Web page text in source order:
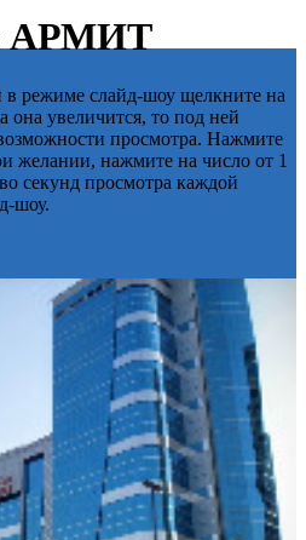
АРМИТ
в режиме слайд-шоу щелкните на
увеличится, то под ней
просмотра. Нажмите
желании, нажмите на число от 1
секунд просмотра каждой
шоу.